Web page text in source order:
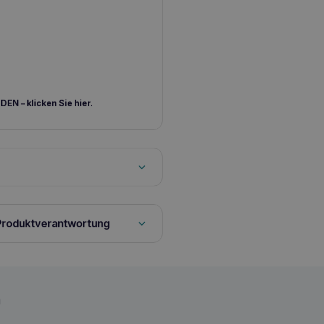
– klicken Sie hier.
täglich über einen Zeitraum von
darf nicht überschritten